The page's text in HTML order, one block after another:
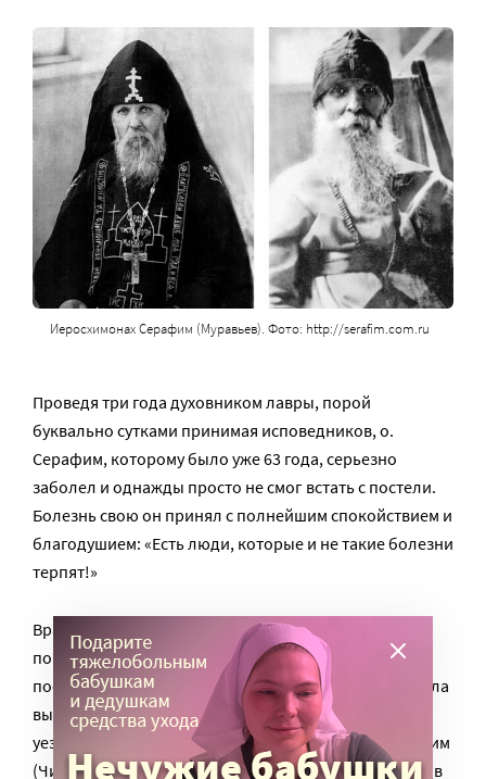
Иеросхимонах Серафим (Муравьев). Фото: http://serafim.com.ru
Проведя три года духовником лавры, порой
буквально сутками принимая исповедников, о.
Серафим, которому было уже 63 года, серьезно
заболел и однажды просто не смог встать с постели.
Болезнь свою он принял с полнейшим спокойствием и
благодушием: «Есть люди, которые и не такие болезни
терпят!»
Врачи считали, что только свежий воздух и тишина
помогут о. Серафиму укрепить силы, и советовали
поселиться в здоровом климате пригорода – так была
выбрана Вырица. О. Серафим наотрез отказался
уезжать, однако митрополит Петроградский Серафим
(Чичагов), друг батюшки и врач в прошлом, прочитав